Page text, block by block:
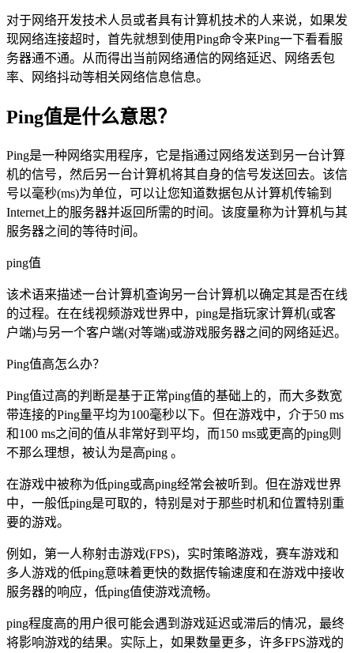
对于网络开发技术人员或者具有计算机技术的人来说，如果发
现网络连接超时，首先就想到使用Ping命令来Ping一下看看服
务器通不通。从而得出当前网络通信的网络延迟、网络丢包
率、网络抖动等相关网络信息信息。
Ping值是什么意思？
Ping是一种网络实用程序，它是指通过网络发送到另一台计算
机的信号，然后另一台计算机将其自身的信号发送回去。该信
号以毫秒(ms)为单位，可以让您知道数据包从计算机传输到
Internet上的服务器并返回所需的时间。该度量称为计算机与其
服务器之间的等待时间。
ping值
该术语来描述一台计算机查询另一台计算机以确定其是否在线
的过程。在在线视频游戏世界中，ping是指玩家计算机(或客
户端)与另一个客户端(对等端)或游戏服务器之间的网络延迟。
Ping值高怎么办？
Ping值过高的判断是基于正常ping值的基础上的，而大多数宽
带连接的Ping量平均为100毫秒以下。但在游戏中，介于50 ms
和100 ms之间的值从非常好到平均，而150 ms或更高的ping则
不那么理想，被认为是高ping 。
在游戏中被称为低ping或高ping经常会被听到。但在游戏世界
中，一般低ping是可取的，特别是对于那些时机和位置特别重
要的游戏。
例如，第一人称射击游戏(FPS)，实时策略游戏，赛车游戏和
多人游戏的低ping意味着更快的数据传输速度和在游戏中接收
服务器的响应，低ping值使游戏流畅。
ping程度高的用户很可能会遇到游戏延迟或滞后的情况，最终
将影响游戏的结果。实际上，如果数量更多，许多FPS游戏的